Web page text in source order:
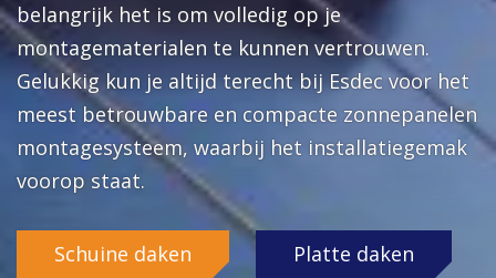
belangrijk het is om volledig op je
montagematerialen te kunnen vertrouwen.
Gelukkig kun je altijd terecht bij Esdec voor het
meest betrouwbare en compacte zonnepanelen
montagesysteem, waarbij het installatiegemak
voorop staat.
Schuine daken Platte daken